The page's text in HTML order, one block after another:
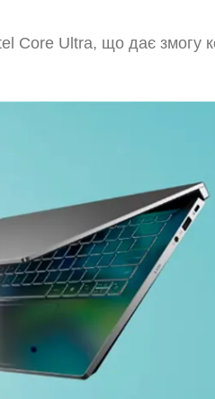
Core Ultra, що дає змогу